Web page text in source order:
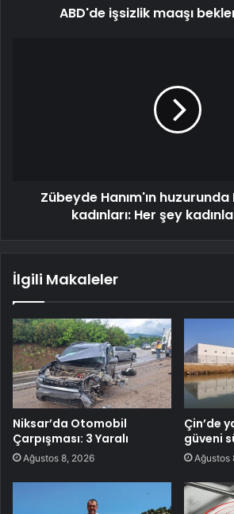
ABD'de işsizlik maaşı
Zübeyde Hanım'ın huzurunda
kadınları: Her şey
İlgili Makaleler
Niksar’da Otomobil
Çarpışması: 3 Yaralı
Ağustos 8, 2026
Çin’de
güveni
Ağustos